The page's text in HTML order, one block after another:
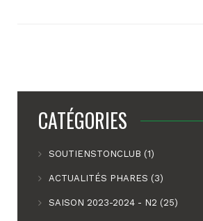
CATÉGORIES
SOUTIENSTONCLUB (1)
ACTUALITÉS PHARES (3)
SAISON 2023-2024 - N2 (25)